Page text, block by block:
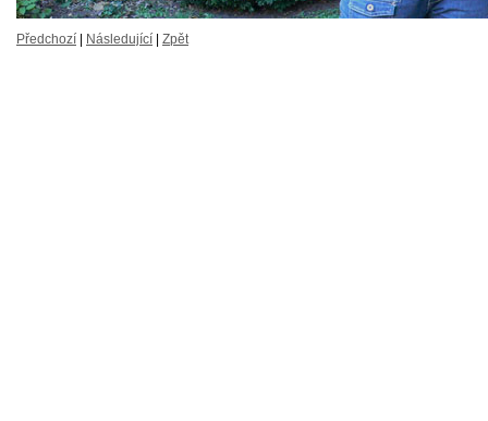
Předchozí Následující Zpět